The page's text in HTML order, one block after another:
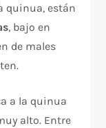
quinua, están
, bajo en
de males
a la quinua
alto. Entre